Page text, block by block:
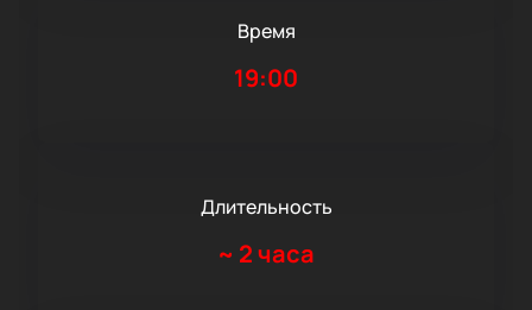
Время
19:00
Длительность
~ 2 часа